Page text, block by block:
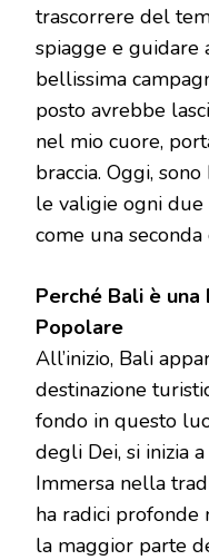
trascorrere del
spiagge e guidare
bellissima
posto avrebbe
nel mio cuore,
braccia. Oggi,
le valigie ogni due
come una seconda
Perché Bali è una
Popolare
All’inizio, Bali
destinazione
fondo in questo
degli Dei, si inizia
Immersa nella
ha radici profonde
la maggior parte